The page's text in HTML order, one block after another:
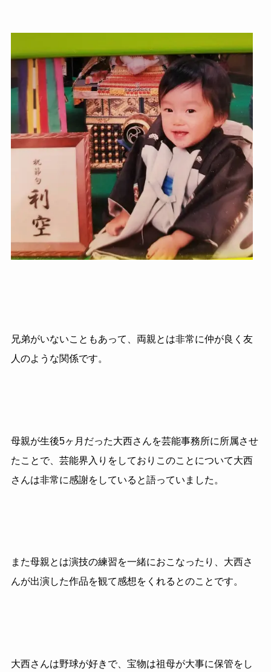
兄弟がいないこともあって、両親とは非常に仲が良く友
人のような関係です。
母親が生後5ヶ月だった大西さんを芸能事務所に所属させ
たことで、芸能界入りをしておりこのことについて大西
さんは非常に感謝をしていると語っていました。
また母親とは演技の練習を一緒におこなったり、大西さ
んが出演した作品を観て感想をくれるとのことです。
大西さんは野球が好きで、宝物は祖母が大事に保管をし